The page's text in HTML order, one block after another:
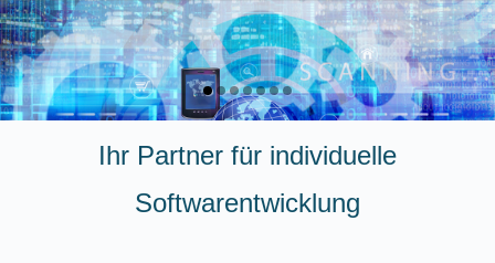
Ihr Partner für individuelle
Softwarentwicklung